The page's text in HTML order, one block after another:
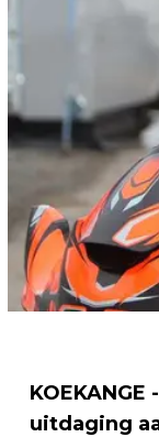
uitdaging